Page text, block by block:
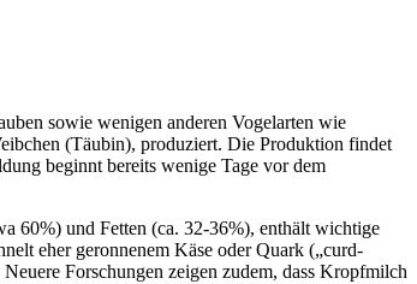
sowie wenigen anderen Vogelarten wie
(Täubin), produziert. Die Produktion findet
beginnt bereits wenige Tage vor dem
60%) und Fetten (ca. 32-36%), enthält wichtige
eher geronnenem Käse oder Quark („curd-
Forschungen zeigen zudem, dass Kropfmilch